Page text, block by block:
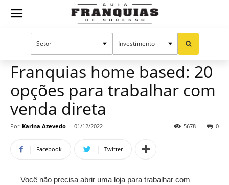
Guia
Oportunidades e tendências
Franquias home based: 20
opções para trabalhar com
venda direta
Por Karina Azevedo - 01/12/2022 0
5678
Facebook Twitter
Você não precisa abrir uma loja para trabalhar com